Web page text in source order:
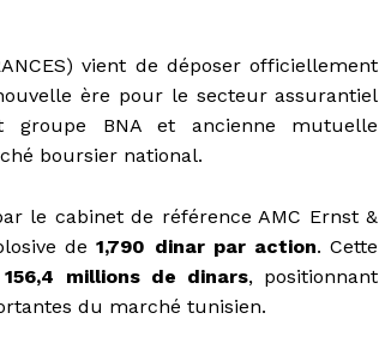
vient de déposer officiellement
ère pour le secteur assurantiel
groupe BNA et ancienne mutuelle
boursier national.
le cabinet de référence AMC Ernst &
de1,790 dinar par action. Cette
156,4 millions de dinars, positionnant
du marché tunisien.